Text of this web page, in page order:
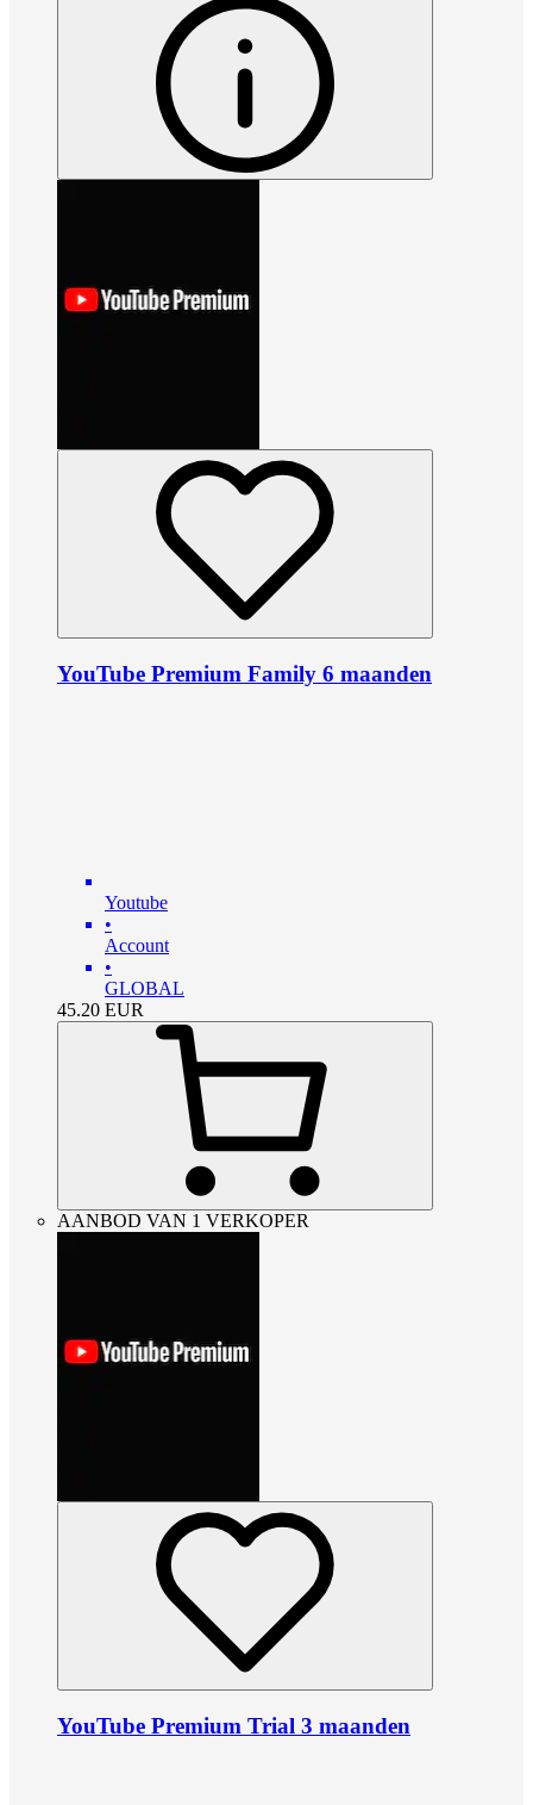
YouTube Premium Family 6 maanden
Youtube
•
Account
•
GLOBAL
45.20 EUR
AANBOD VAN 1 VERKOPER
YouTube Premium Trial 3 maanden